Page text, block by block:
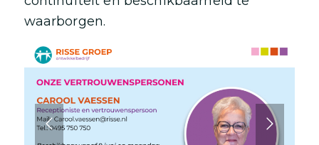
waarborgen.